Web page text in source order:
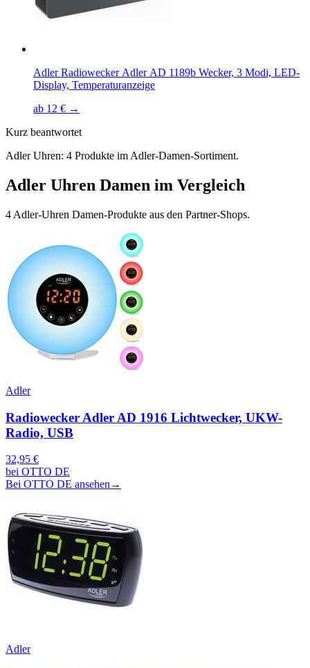
Adler Radiowecker Adler AD 1189b Wecker, 3 Modi, LED-
Display, Temperaturanzeige
ab 12 € →
Kurz beantwortet
Adler Uhren: 4 Produkte im Adler-Damen-Sortiment.
Adler Uhren Damen im Vergleich
4 Adler-Uhren Damen-Produkte aus den Partner-Shops.
Adler
Radiowecker Adler AD 1916 Lichtwecker, UKW-
Radio, USB
32,95 €
bei OTTO DE
Bei OTTO DE ansehen →
Adler